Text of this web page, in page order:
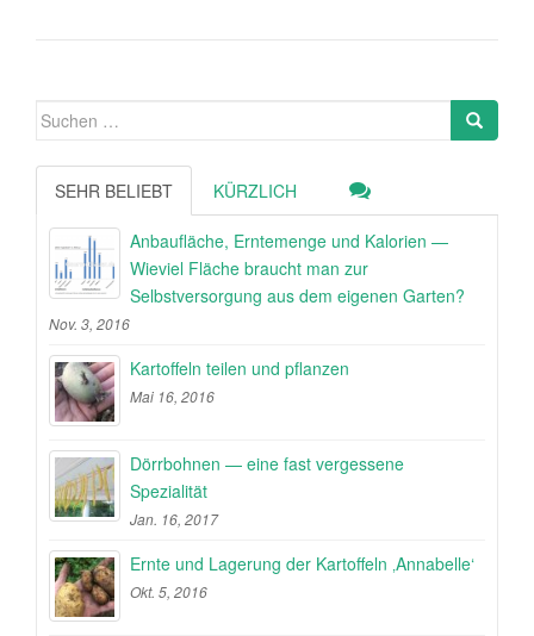
Suche
SEHR BELIEBT KÜRZLICH
Anbaufläche, Erntemenge und Kalorien —
Wieviel Fläche braucht man zur
Selbstversorgung aus dem eigenen Garten?
Nov. 3, 2016
Kartoffeln teilen und pflanzen
Mai 16, 2016
Dörrbohnen — eine fast vergessene
Spezialität
Jan. 16, 2017
Ernte und Lagerung der Kartoffeln ‚Annabelle‘
Okt. 5, 2016